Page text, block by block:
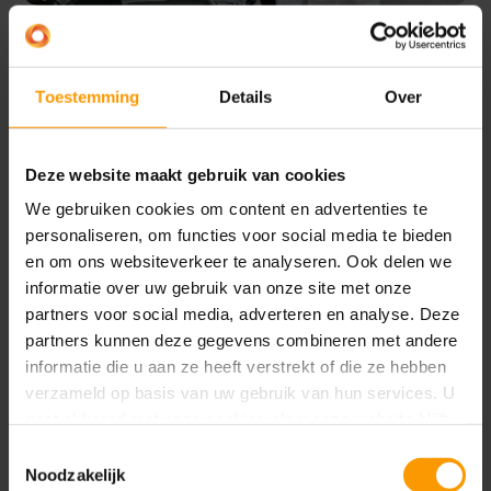
Toestemming Details Over
Deze website maakt gebruik van cookies
We gebruiken cookies om content en advertenties te
personaliseren, om functies voor social media te bieden
en om ons websiteverkeer te analyseren. Ook delen we
informatie over uw gebruik van onze site met onze
partners voor social media, adverteren en analyse. Deze
partners kunnen deze gegevens combineren met andere
informatie die u aan ze heeft verstrekt of die ze hebben
verzameld op basis van uw gebruik van hun services. U
Noodzakelijk
Efficiënt werken in de zorg
Beheer de verrekening van hulpmiddelenzorg
De verrekening van hulpmiddelen wijkt doorgaans
af van standaard verkopen. Ze worden vaak
uitgeleend of verhuurd voor een bepaalde
periode, tegen een specifieke
vergoedingsstructuur en coderingen. De variaties
zijn groot en afhankelijk van de debiteur.
Zorgverzekeraars, zorgkantoren, zorginstellingen of
gemeenten… De wet- en regelgeving verschilt.
Patiënten kunnen van zorgverzekeraar of
Het ondersteunen en goed kunnen bewaken van